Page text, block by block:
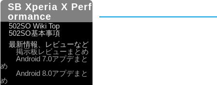
SB Xperia X Perf
ormance
502SO Wiki Top
502SO基本事項
最新情報、レビューなど
掲示板レビューまとめ
Android 7.0アプデまと
め
Android 8.0アプデまと
め